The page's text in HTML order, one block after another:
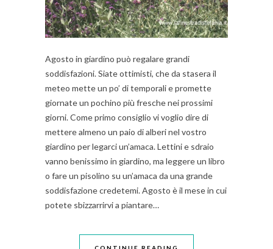
Agosto in giardino può regalare grandi
soddisfazioni. Siate ottimisti, che da stasera il
meteo mette un po’ di temporali e promette
giornate un pochino più fresche nei prossimi
giorni. Come primo consiglio vi voglio dire di
mettere almeno un paio di alberi nel vostro
giardino per legarci un’amaca. Lettini e sdraio
vanno benissimo in giardino, ma leggere un libro
o fare un pisolino su un’amaca da una grande
soddisfazione credetemi. Agosto è il mese in cui
potete sbizzarrirvi a piantare…